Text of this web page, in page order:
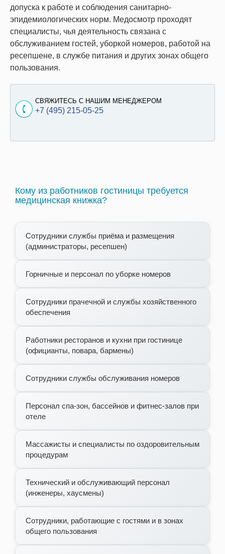
допуска к работе и соблюдения санитарно-
эпидемиологических норм. Медосмотр проходят
специалисты, чья деятельность связана с
обслуживанием гостей, уборкой номеров, работой на
ресепшене, в службе питания и других зонах общего
пользования.
СВЯЖИТЕСЬ С НАШИМ МЕНЕДЖЕРОМ
+7 (495) 215-05-25
Кому из работников гостиницы требуется
медицинская книжка?
Сотрудники службы приёма и размещения
(администраторы, ресепшен)
Горничные и персонал по уборке номеров
Сотрудники прачечной и службы хозяйственного
обеспечения
Работники ресторанов и кухни при гостинице
(официанты, повара, бармены)
Сотрудники службы обслуживания номеров
Персонал спа-зон, бассейнов и фитнес-залов при
отеле
Массажисты и специалисты по оздоровительным
процедурам
Технический и обслуживающий персонал
(инженеры, хаусмены)
Сотрудники, работающие с гостями и в зонах
общего пользования